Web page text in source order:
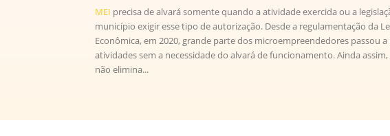
MEI precisa de alvará somente quando a atividade exercida ou a
município exigir esse tipo de autorização. Desde a regulamentação da
Econômica, em 2020, grande parte dos microempreendedores passou a
atividades sem a necessidade do alvará de funcionamento. Ainda assim,
não elimina...